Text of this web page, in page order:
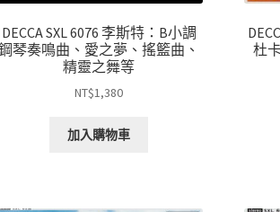
DECCA SXL 6076 李斯特：B小調
琴奏鳴曲、愛之夢、搖籃曲、
精靈之舞等
NT$1,380
加入購物車
杜